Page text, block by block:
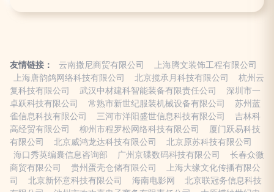
友情链接： 云南撒尼商贸有限公司
上海腾文装饰工程有限公司
上海唐韵鸽网络科技有限公司
北京揽承月科技有限公司
杭州云
复科技有限公司
武汉中材建科智能装备有限责任公司
深圳市一
卓跃科技有限公司
常熟市新世纪服装机械设备有限公司
苏州蓝
雀信息科技有限公司
三河市洋阳盛世信息科技有限公司
吉林科
高经贸有限公司
柳州市程罗松网络科技有限公司
厦门跃易科技
有限公司
北京威鸿龙达科技有限公司
北京原苏科技有限公司
海口秀英编囊信息咨询部
广州京碟数码科技有限公司
长春众微
商贸有限公司
贵州蛋壳仓储有限公司
上海大缘文化传播有限公
司
北京新怀意科技有限公司 海南电影网
北京联冠务信息科技